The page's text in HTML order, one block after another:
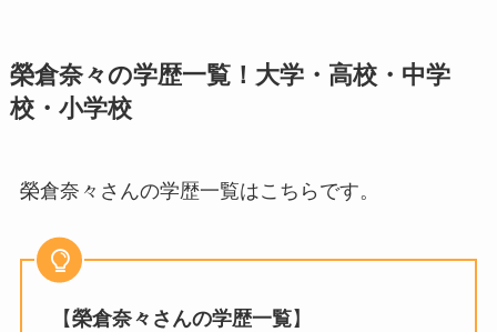
榮倉奈々の学歴一覧！大学・高校・中学
校・小学校
榮倉奈々さんの学歴一覧はこちらです。
【榮倉奈々さんの学歴一覧】